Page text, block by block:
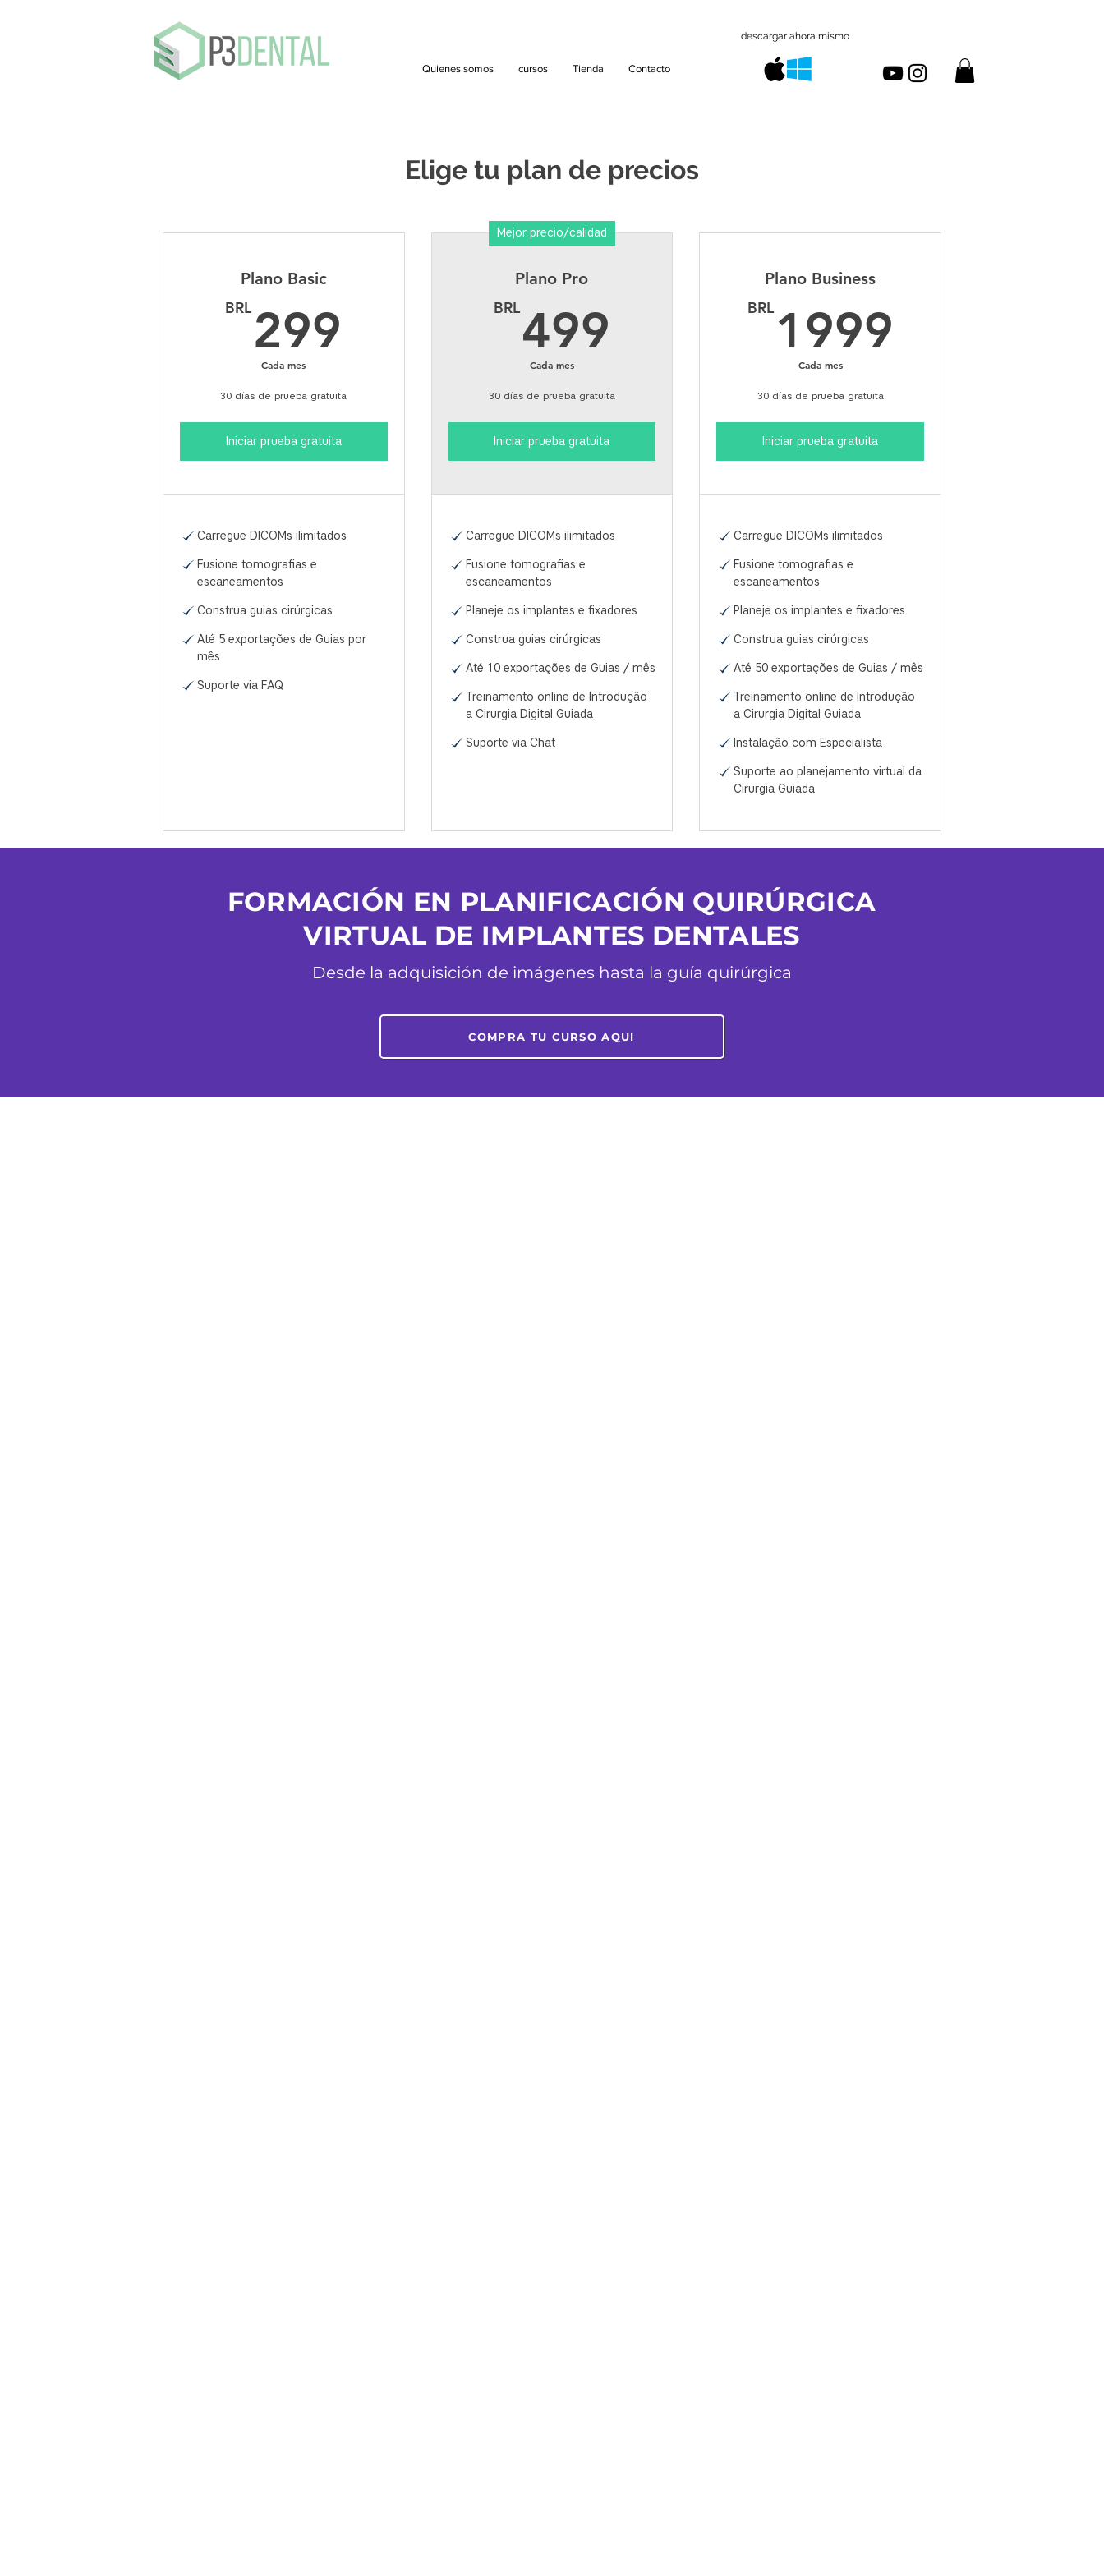
descargar ahora mismo
Quienes somos cursos Tienda Contacto
Elige tu plan de precios
Plano Basic
BRL 299 299BRL
Cada mes
30 días de prueba gratuita
Iniciar prueba gratuita
Carregue DICOMs ilimitados
Fusione tomografias e
escaneamentos
Construa guias cirúrgicas
Até 5 exportações de Guias por
mês
Suporte via FAQ
Mejor precio/calidad
Plano Pro
BRL499 499BRL
Cada mes
30 días de prueba gratuita
Iniciar prueba gratuita
Carregue DICOMs ilimitados
Fusione tomografias e
escaneamentos
Planeje os implantes e fixadores
Construa guias cirúrgicas
Até 10 exportações de Guias / mês
Treinamento online de Introdução
a Cirurgia Digital Guiada
Suporte via Chat
Plano Business
BRL 1999
Cada mes
30 días de prueba gratuita
Iniciar prueba gratuita
Carregue DICOMs ilimitados
Fusione tomografias e
escaneamentos
Planeje os implantes e fixadores
Construa guias cirúrgicas
Até 50 exportações de Guias / mês
Treinamento online de Introdução
a Cirurgia Digital Guiada
Instalação com Especialista
Suporte ao planejamento virtual da
Cirurgia Guiada
FORMACIÓN EN PLANIFICACIÓN QUIRÚRGICA
VIRTUAL DE IMPLANTES DENTALES
Desde la adquisición de imágenes hasta la guía quirúrgica
COMPRA TU CURSO AQUI